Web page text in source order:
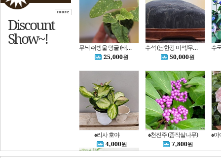
Discount
Show~!
무늬 쥐방울 덩굴 (태경화분)
25,000원
수석 (남한강 미석/무릉도원)
50,000원
♠리사 호야
4,000원
♠천진주 (좀작살나무)
7,800원